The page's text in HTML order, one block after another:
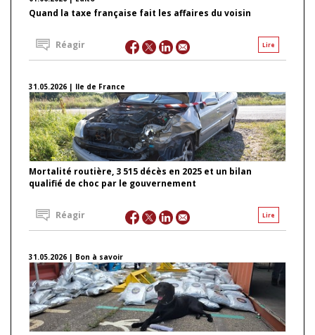
Quand la taxe française fait les affaires du voisin
Lire
Réagir
31.05.2026 | Ile de France
Mortalité routière, 3 515 décès en 2025 et un bilan
qualifié de choc par le gouvernement
Lire
Réagir
31.05.2026 | Bon à savoir